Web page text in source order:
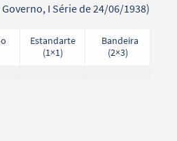
I Série de 24/06/1938)
Estandarte
(1×1)
Bandeira
(2×3)